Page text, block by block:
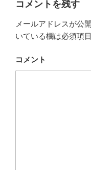
コメントを残す
メールアドレスが公
いている欄は必須項
コメント